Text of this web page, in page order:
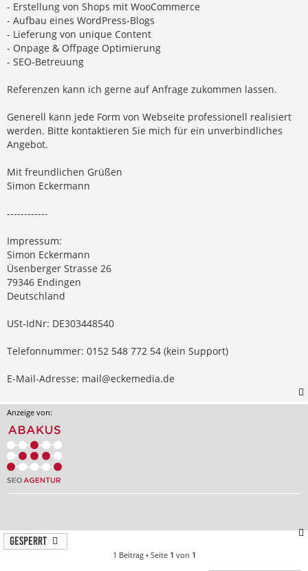
- Erstellung von Shops mit WooCommerce
- Aufbau eines WordPress-Blogs
- Lieferung von unique Content
- Onpage & Offpage Optimierung
- SEO-Betreuung
Referenzen kann ich gerne auf Anfrage zukommen lassen.
Generell kann jede Form von Webseite professionell realisiert
werden. Bitte kontaktieren Sie mich für ein unverbindliches
Angebot.
Mit freundlichen Grüßen
Simon Eckermann
------------
Impressum:
Simon Eckermann
Üsenberger Strasse 26
79346 Endingen
Deutschland
USt-IdNr: DE303448540
Telefonnummer: 0152 548 772 54 (kein Support)
E-Mail-Adresse: mail@eckemedia.de
Anzeige von:
Gesperrt
1 Beitrag • Seite 1 von 1